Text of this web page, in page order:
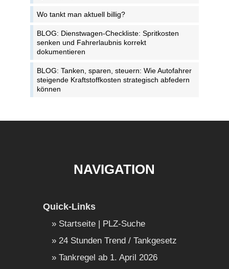
Wo tankt man aktuell billig?
BLOG: Dienstwagen-Checkliste: Spritkosten
senken und Fahrerlaubnis korrekt
dokumentieren
BLOG: Tanken, sparen, steuern: Wie Autofahrer
steigende Kraftstoffkosten strategisch abfedern
können
NAVIGATION
Quick-Links
Startseite | PLZ-Suche
24 Stunden Trend / Tankgesetz
Tankregel ab 1. April 2026